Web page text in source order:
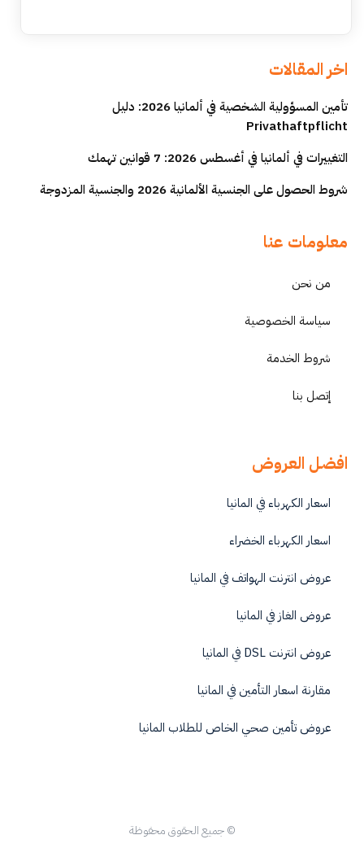
اخر المقالات
تأمين المسؤولية الشخصية في ألمانيا 2026: دليل
Privathaftpflicht
التغييرات في ألمانيا في أغسطس 2026: 7 قوانين تهمك
شروط الحصول على الجنسية الألمانية 2026 والجنسية المزدوجة
معلومات عنا
من نحن
سياسة الخصوصية
شروط الخدمة
إتصل بنا
افضل العروض
اسعار الكهرباء في المانيا
اسعار الكهرباء الخضراء
عروض انترنت الهواتف في المانيا
عروض الغاز في المانيا
عروض انترنت DSL في المانيا
مقارنة اسعار التأمين في المانيا
عروض تأمين صحي الخاص للطلاب المانيا
© جميع الحقوق محفوظة